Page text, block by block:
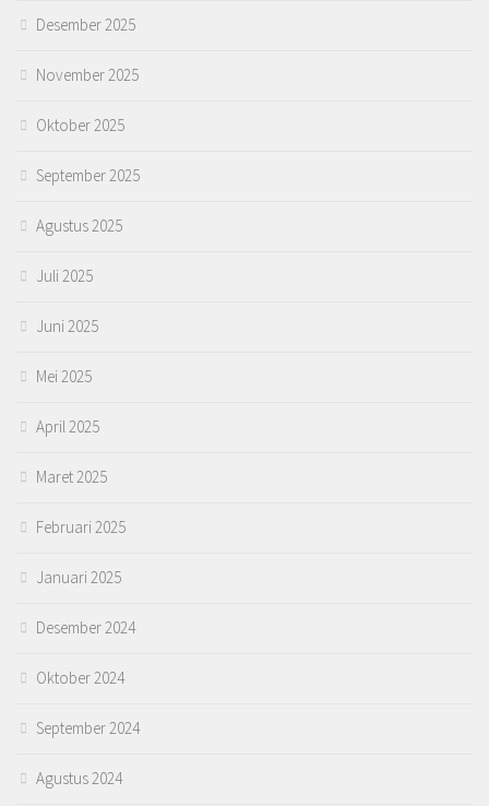
Desember 2025
November 2025
Oktober 2025
September 2025
Agustus 2025
Juli 2025
Juni 2025
Mei 2025
April 2025
Maret 2025
Februari 2025
Januari 2025
Desember 2024
Oktober 2024
September 2024
Agustus 2024